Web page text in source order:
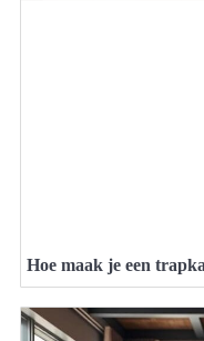
Hoe maak je een